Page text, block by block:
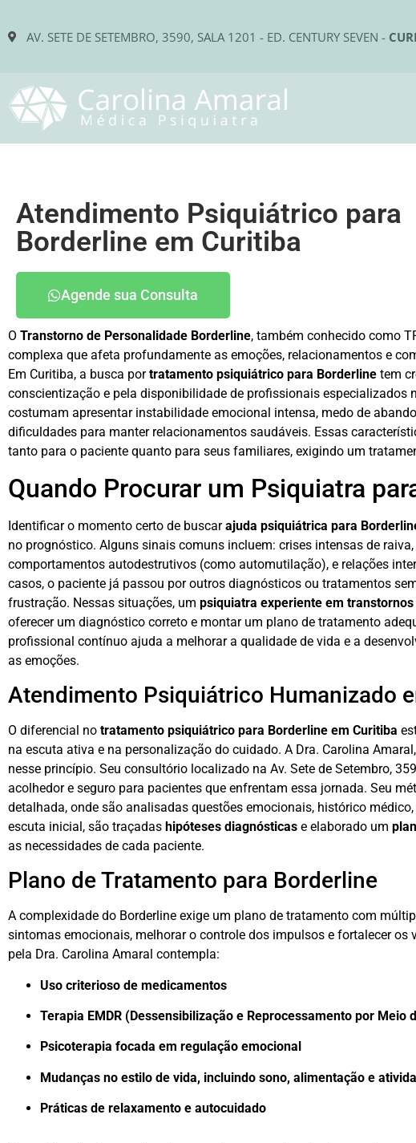
AV. SETE DE SETEMBRO, 3590, SALA 1201 - ED. CENTURY SEVEN -
Atendimento Psiquiátrico para
Borderline em Curitiba
Agende sua Consulta
O Transtorno de Personalidade Borderline, também conhecido como
complexa que afeta profundamente as emoções, relacionamentos e
Em Curitiba, a busca portratamento psiquiátrico para Borderline tem
conscientização e pela disponibilidade de profissionais especializados
costumam apresentar instabilidade emocional intensa, medo de
dificuldades para manter relacionamentos saudáveis. Essas
tanto para o paciente quanto para seus familiares, exigindo um
Quando Procurar um Psiquiatra
Identificar o momento certo de buscarajuda psiquiátrica para
no prognóstico. Alguns sinais comuns incluem: crises intensas de
comportamentos autodestrutivos (como automutilação), e relações
casos, o paciente já passou por outros diagnósticos ou tratamentos
frustração. Nessas situações, um psiquiatra experiente em
oferecer um diagnóstico correto e montar um plano de tratamento
profissional contínuo ajuda a melhorar a qualidade de vida e a
as emoções.
Atendimento Psiquiátrico Humanizado
O diferencial no tratamento psiquiátrico para Borderline em Curitiba
na escuta ativa e na personalização do cuidado. A Dra. Carolina Amaral,
nesse princípio. Seu consultório localizado na Av. Sete de Setembro,
acolhedor e seguro para pacientes que enfrentam essa jornada. Seu
detalhada, onde são analisadas questões emocionais, histórico
escuta inicial, são traçadas hipóteses diagnósticas e elaborado um
as necessidades de cada paciente.
Plano de Tratamento para Borderline
A complexidade do Borderline exige um plano de tratamento com
sintomas emocionais, melhorar o controle dos impulsos e fortalecer
pela Dra. Carolina Amaral contempla:
Uso criterioso de medicamentos
Terapia EMDR (Dessensibilização e Reprocessamento por Meio
Psicoterapia focada em regulação emocional
Mudanças no estilo de vida, incluindo sono, alimentação e
Práticas de relaxamento e autocuidado